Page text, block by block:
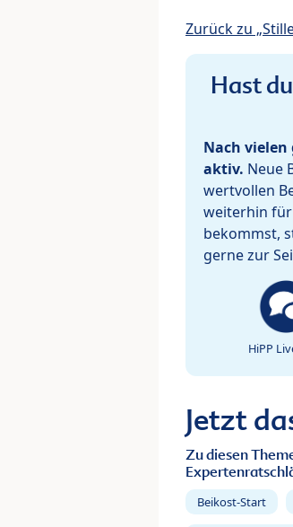
Zurück zu
Hast
Nach
aktiv. Neue
wertvollen
weiterhin
bekommst,
gerne zur
HiPP
Jetzt
Zu diesen
Beikost-Start